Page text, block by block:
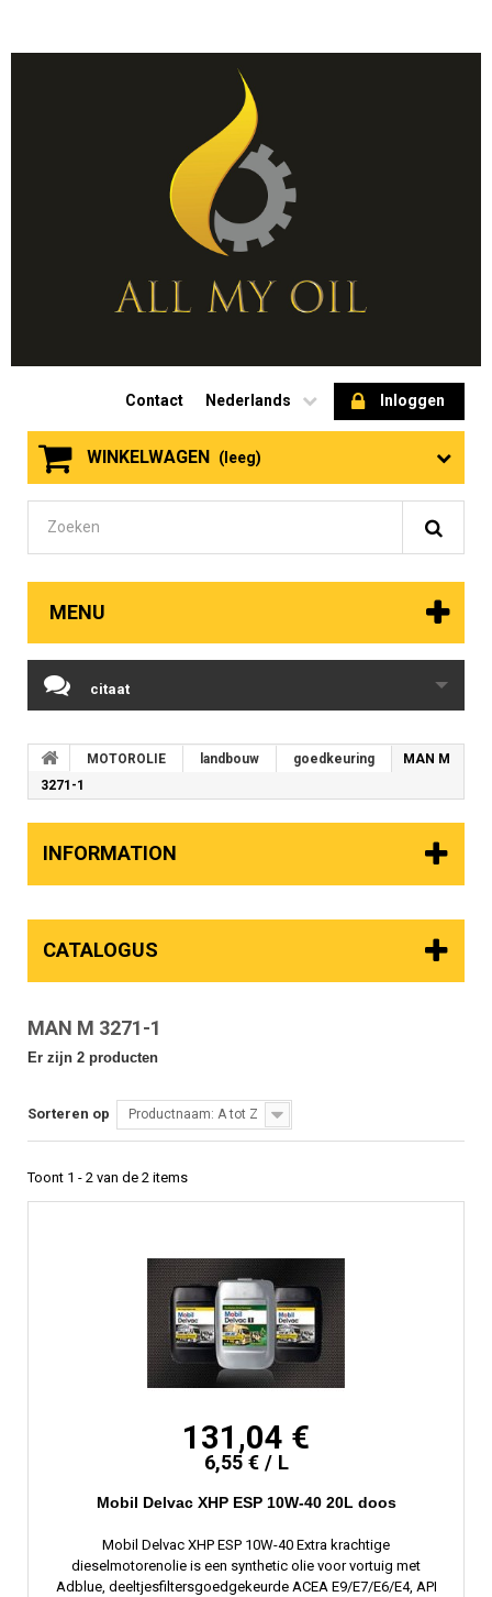
Inloggen
Nederlands
Contact
WINKELWAGEN (leeg)
MENU
citaat
MOTOROLIE landbouw goedkeuring
MAN M
3271-1
INFORMATION
CATALOGUS
MAN M 3271-1
Er zijn 2 producten
Sorteren op Productnaam: A tot Z
Toont 1 - 2 van de 2 items
131,04 €
6,55 € / L
Mobil Delvac XHP ESP 10W-40 20L doos
Mobil Delvac XHP ESP 10W-40 Extra krachtige
dieselmotorenolie is een synthetic olie voor vortuig met
Adblue, deeltjesfiltersgoedgekeurde ACEA E9/E7/E6/E4, API